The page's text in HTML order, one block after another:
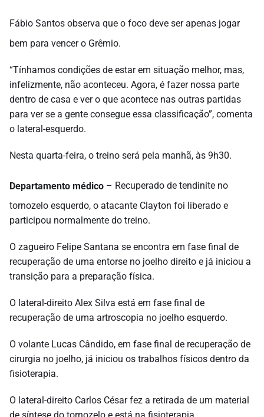
Fábio Santos observa que o foco deve ser apenas jogar
bem para vencer o Grêmio.
“Tínhamos condições de estar em situação melhor, mas,
infelizmente, não aconteceu. Agora, é fazer nossa parte
dentro de casa e ver o que acontece nas outras partidas
para ver se a gente consegue essa classificação”, comenta
o lateral-esquerdo.
Nesta quarta-feira, o treino será pela manhã, às 9h30.
Departamento médico – Recuperado de tendinite no
tornozelo esquerdo, o atacante Clayton foi liberado e
participou normalmente do treino.
O zagueiro Felipe Santana se encontra em fase final de
recuperação de uma entorse no joelho direito e já iniciou a
transição para a preparação física.
O lateral-direito Alex Silva está em fase final de
recuperação de uma artroscopia no joelho esquerdo.
O volante Lucas Cândido, em fase final de recuperação de
cirurgia no joelho, já iniciou os trabalhos físicos dentro da
fisioterapia.
O lateral-direito Carlos César fez a retirada de um material